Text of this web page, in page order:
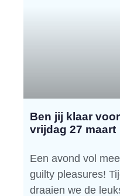
Ben jij klaar
vrijdag 27 maart
Een avond vol
guilty pleasures!
draaien we de